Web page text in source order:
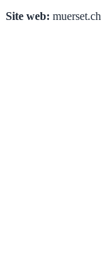
Site web: muerset.ch